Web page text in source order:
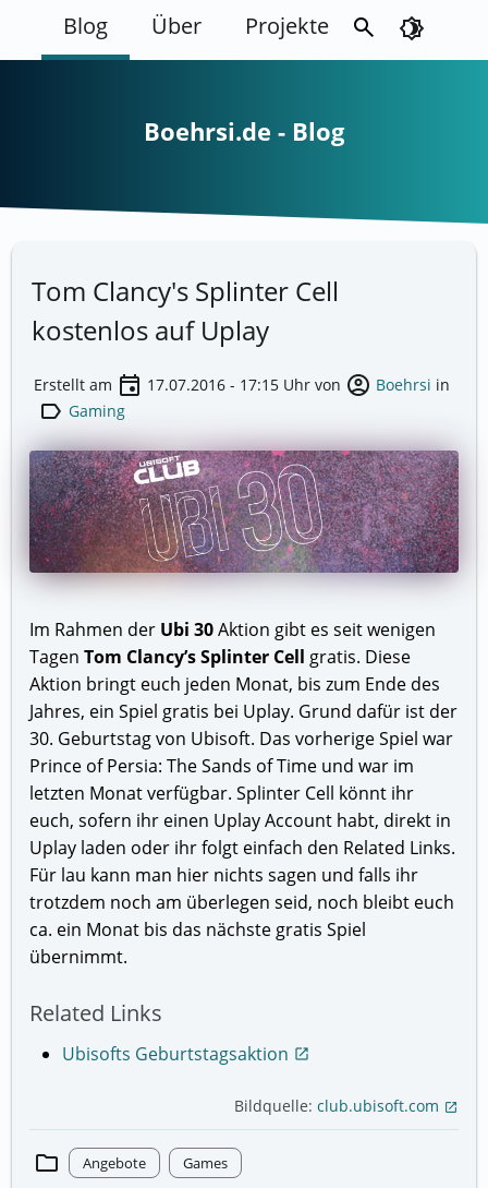
Blog Über Projekte search brightness_4
Boehrsi.de - Blog
Tom Clancy's Splinter Cell
kostenlos auf Uplay
Erstellt am event 17.07.2016 - 17:15 Uhr von account_circle Boehrsi in
label Gaming
Im Rahmen der Ubi 30Aktion gibt es seit wenigen
TagenTom Clancy’s Splinter Cell gratis. Diese
Aktion bringt euch jeden Monat, bis zum Ende des
Jahres, ein Spiel gratis bei Uplay. Grund dafür ist der
30. Geburtstag von Ubisoft. Das vorherige Spiel war
Prince of Persia: The Sands of Time und war im
letzten Monat verfügbar. Splinter Cell könnt ihr
euch, sofern ihr einen Uplay Account habt, direkt in
Uplay laden oder ihr folgt einfach den Related Links.
Für lau kann man hier nichts sagen und falls ihr
trotzdem noch am überlegen seid, noch bleibt euch
ca. ein Monat bis das nächste gratis Spiel
übernimmt.
Related Links
Ubisofts Geburtstagsaktion open_in_new
Bildquelle: club.ubisoft.com open_in_new
folder Angebote Games